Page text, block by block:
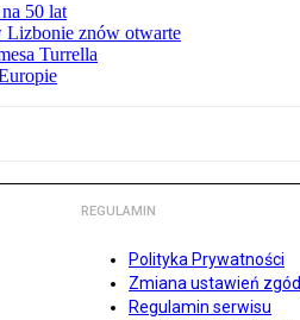
50 lat
Lizbonie znów otwarte
Turrella
REGULAMIN
Polityka Prywatności
Zmiana ustawień zgód
Regulamin serwisu